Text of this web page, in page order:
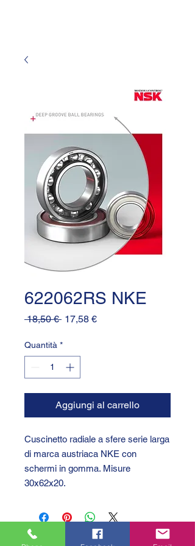
622062RS NKE
18,50 € Prezzo
17,58 €Prezzo
Quantità *
Aggiungi al carrello
Cuscinetto radiale a sfere serie larga
di marca austriaca NKE con
schermi in gomma. Misure
30x62x20.